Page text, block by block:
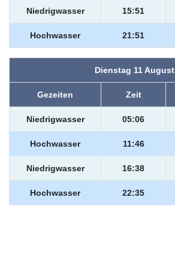
Niedrigwasser 15:51
Hochwasser 21:51
Dienstag 11 August
Gezeiten Zeit
Niedrigwasser 05:06
Hochwasser 11:46
Niedrigwasser 16:38
Hochwasser 22:35